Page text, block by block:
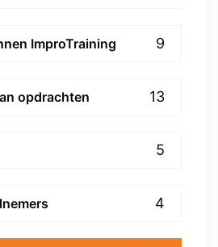
ImproTraining 9
opdrachten 13
5
4